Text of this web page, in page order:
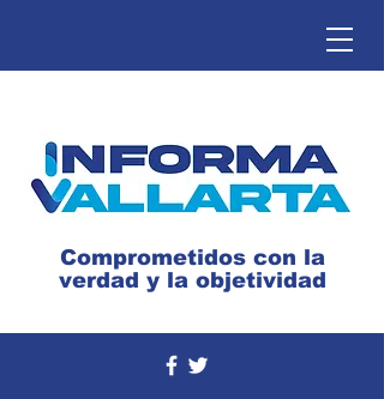
Comprometidos con la
verdad y la objetividad